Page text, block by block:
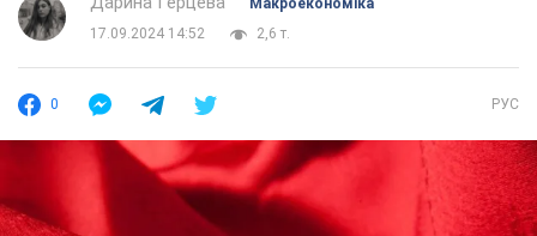
Mакроекономіка
17.09.2024 14:52
2,6 т.
0 РУС